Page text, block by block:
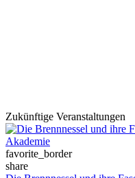
Zukünftige Veranstaltungen
favorite_border
share